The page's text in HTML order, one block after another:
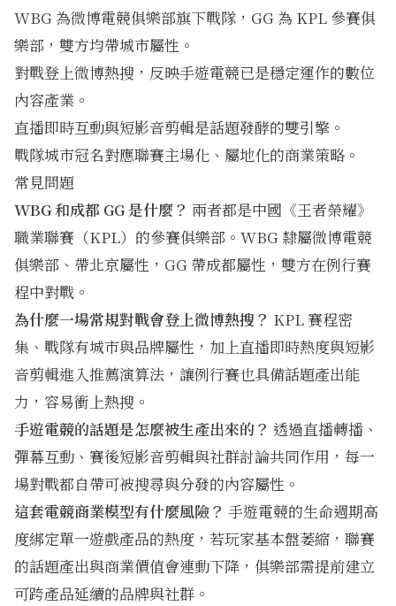
WBG 為微博電競俱樂部旗下戰隊，GG 為 KPL 參賽俱
樂部，雙方均帶城市屬性。
對戰登上微博熱搜，反映手遊電競已是穩定運作的數位
內容產業。
直播即時互動與短影音剪輯是話題發酵的雙引擎。
戰隊城市冠名對應聯賽主場化、屬地化的商業策略。
常見問題
WBG 和成都 GG 是什麼？ 兩者都是中國《王者榮耀》
職業聯賽（KPL）的參賽俱樂部。WBG 隸屬微博電競
俱樂部、帶北京屬性，GG 帶成都屬性，雙方在例行賽
程中對戰。
為什麼一場常規對戰會登上微博熱搜？ KPL 賽程密
集、戰隊有城市與品牌屬性，加上直播即時熱度與短影
音剪輯進入推薦演算法，讓例行賽也具備話題產出能
力，容易衝上熱搜。
手遊電競的話題是怎麼被生產出來的？ 透過直播轉播、
彈幕互動、賽後短影音剪輯與社群討論共同作用，每一
場對戰都自帶可被搜尋與分發的內容屬性。
這套電競商業模型有什麼風險？ 手遊電競的生命週期高
度綁定單一遊戲產品的熱度，若玩家基本盤萎縮，聯賽
的話題產出與商業價值會連動下降，俱樂部需提前建立
可跨產品延續的品牌與社群。